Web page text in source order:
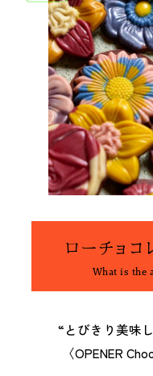
ローチョコ
What is the
“とびきり美味
〈OPENER
私たちは、〈Ziploc®
をこう使う！